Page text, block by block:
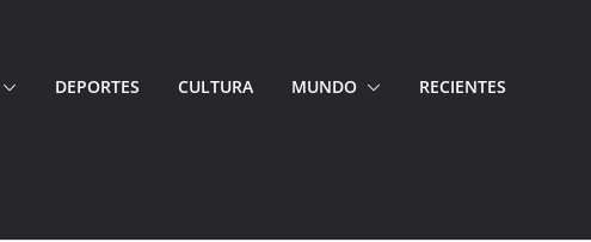
DEPORTES CULTURA MUNDO RECIENTES